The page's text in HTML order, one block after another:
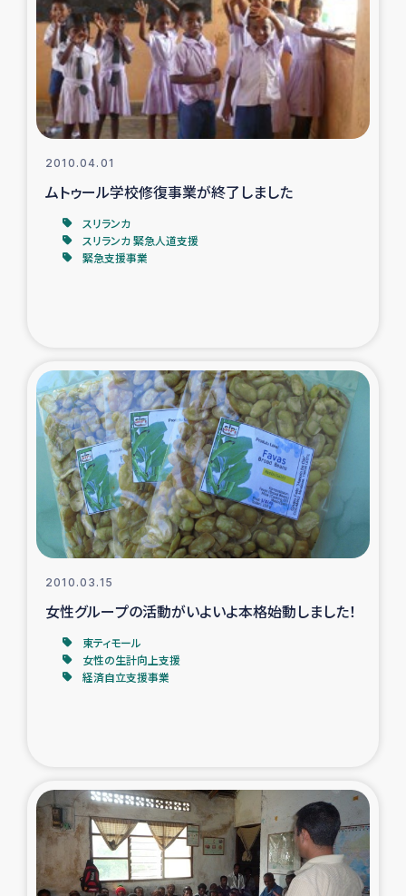
ガザ地区での公園の緑化を通じた支援事業
ガザ地区における被災住民への緊急支援
ガザ地区酪農を通した女性グループの生計支援
ふりかけ普及と食生活改善による栄養改善事業
フェアトレード事業
緊急支援事業
食べる
トルコ・シリア地震被災者支援
デニヤヤ小規模紅茶農家支援
コーヒー生産者支援
アイナロ県マウベシ郡でのコーヒー畑改善事業
ベイルート大規模爆発被災者支援
女性の生計向上支援
2010.04.01
ムトゥール学校修復事業が終了しました
スリランカ
スリランカ 緊急人道支援
緊急支援事業
2010.03.15
女性グループの活動がいよいよ本格始動しました！
東ティモール
女性の生計向上支援
経済自立支援事業